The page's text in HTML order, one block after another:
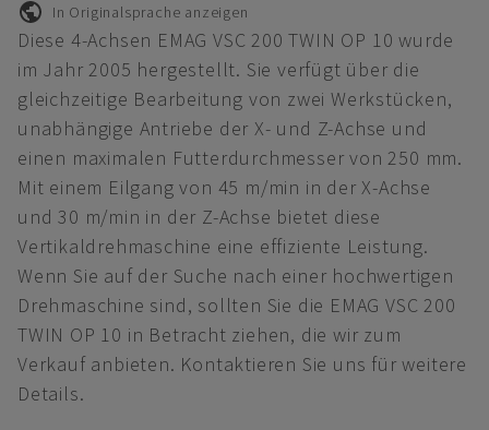
In Originalsprache anzeigen
Diese 4-Achsen EMAG VSC 200 TWIN OP 10 wurde
im Jahr 2005 hergestellt. Sie verfügt über die
gleichzeitige Bearbeitung von zwei Werkstücken,
unabhängige Antriebe der X- und Z-Achse und
einen maximalen Futterdurchmesser von 250 mm.
Mit einem Eilgang von 45 m/min in der X-Achse
und 30 m/min in der Z-Achse bietet diese
Vertikaldrehmaschine eine effiziente Leistung.
Wenn Sie auf der Suche nach einer hochwertigen
Drehmaschine sind, sollten Sie die EMAG VSC 200
TWIN OP 10 in Betracht ziehen, die wir zum
Verkauf anbieten. Kontaktieren Sie uns für weitere
Details.